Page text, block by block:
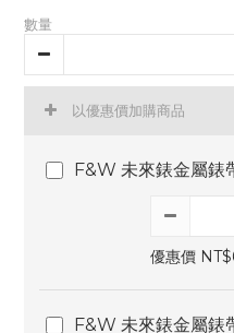
數量
以優惠價加購商品
F&W 未來錶金屬錶
優惠價
F&W 未來錶金屬錶